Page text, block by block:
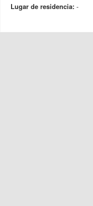
Lugar de residencia: -